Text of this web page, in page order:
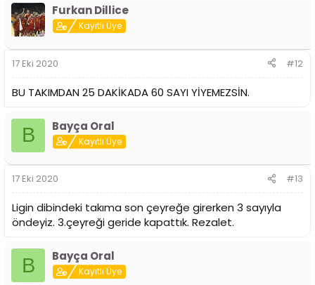
Furkan Dillice
Kayıtlı Üye
17 Eki 2020 #12
BU TAKIMDAN 25 DAKİKADA 60 SAYI YİYEMEZSİN.
B Bayça Oral
Kayıtlı Üye
17 Eki 2020 #13
Ligin dibindeki takıma son çeyreğe girerken 3 sayıyla
öndeyiz. 3.çeyreği geride kapattık. Rezalet.
B Bayça Oral
Kayıtlı Üye